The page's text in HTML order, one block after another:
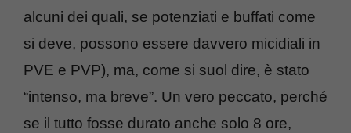
alcuni dei quali, se potenziati e buffati come
si deve, possono essere davvero micidiali in
PVE e PVP), ma, come si suol dire, è stato
“intenso, ma breve”. Un vero peccato, perché
se il tutto fosse durato anche solo 8 ore,